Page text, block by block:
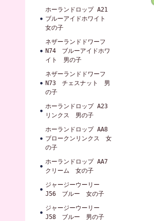
ホーランドロップ A21
ブルーアイドホワイト
女の子
ネザーランドドワーフ
N74 ブルーアイドホワ
イト 男の子
ネザーランドドワーフ
N73 チェスナット 男
の子
ホーランドロップ A23
リンクス 男の子
ホーランドロップ AA8
ブロークンリンクス 女
の子
ホーランドロップ AA7
クリーム 女の子
ジャージーウーリー
J56 ブルー 女の子
ジャージーウーリー
J58 ブルー 男の子